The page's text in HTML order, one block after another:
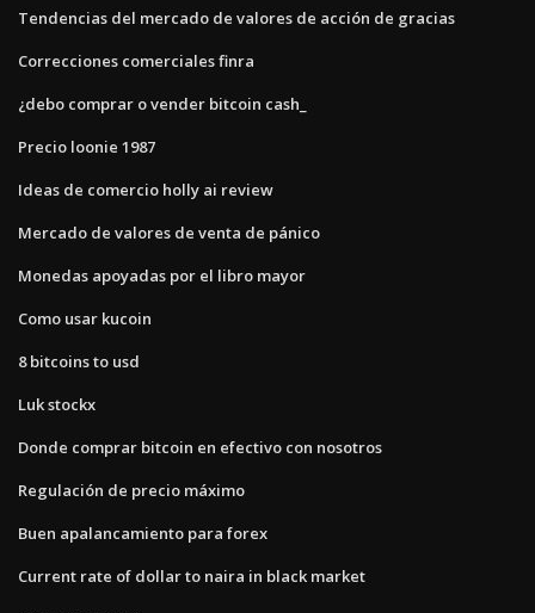
Tendencias del mercado de valores de acción de gracias
Correcciones comerciales finra
¿debo comprar o vender bitcoin cash_
Precio loonie 1987
Ideas de comercio holly ai review
Mercado de valores de venta de pánico
Monedas apoyadas por el libro mayor
Como usar kucoin
8 bitcoins to usd
Luk stockx
Donde comprar bitcoin en efectivo con nosotros
Regulación de precio máximo
Buen apalancamiento para forex
Current rate of dollar to naira in black market